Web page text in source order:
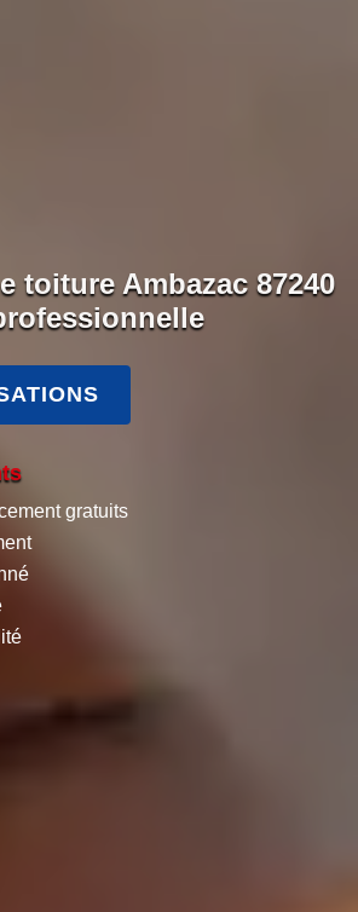
toiture Ambazac 87240
gratuits